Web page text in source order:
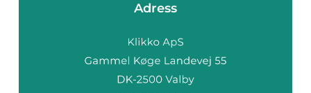
Adress